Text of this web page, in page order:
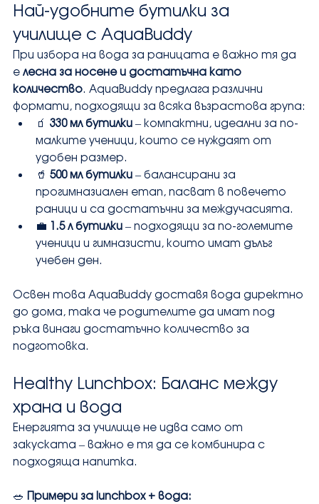
Най-удобните бутилки за
училище с AquaBuddy
При избора на вода за раницата е важно тя да
е лесна за носене и достатъчна като
количество. AquaBuddy предлага различни
формати, подходящи за всяка възрастова група:
🧃 330 мл бутилки – компактни, идеални за по-
малките ученици, които се нуждаят от
удобен размер.
🥤 500 мл бутилки – балансирани за
прогимназиален етап, пасват в повечето
раници и са достатъчни за междучасията.
💼 1.5 л бутилки – подходящи за по-големите
ученици и гимназисти, които имат дълъг
учебен ден.
Освен това AquaBuddy доставя вода директно
до дома, така че родителите да имат под
ръка винаги достатъчно количество за
подготовка.
Healthy Lunchbox: Баланс между
храна и вода
Енергията за училище не идва само от
закуската – важно е тя да се комбинира с
подходяща напитка.
🥗 Примери за lunchbox + вода: